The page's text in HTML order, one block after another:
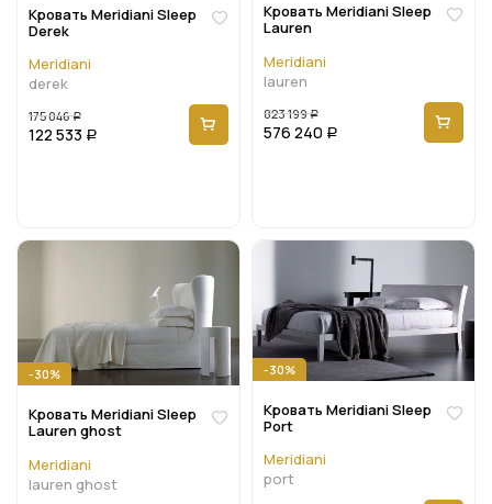
Кровать Meridiani Sleep
Derek
Meridiani
derek
175 046 Р
122 533 Р
Кровать Meridiani Sleep
Lauren
Meridiani
lauren
823 199 Р
576 240 Р
-30%
Кровать Meridiani Sleep
Lauren ghost
Meridiani
lauren ghost
-30%
Кровать Meridiani Sleep
Port
Meridiani
port